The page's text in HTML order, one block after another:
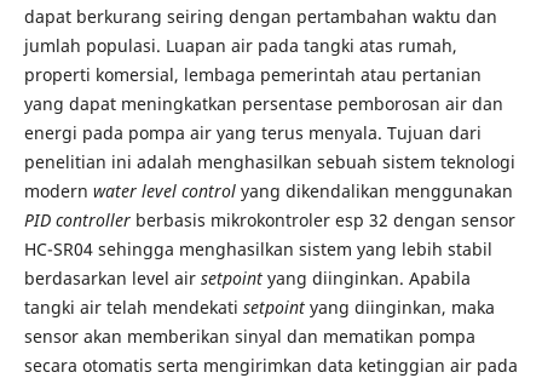
dapat berkurang seiring dengan pertambahan waktu dan
jumlah populasi. Luapan air pada tangki atas rumah,
properti komersial, lembaga pemerintah atau pertanian
yang dapat meningkatkan persentase pemborosan air dan
energi pada pompa air yang terus menyala. Tujuan dari
penelitian ini adalah menghasilkan sebuah sistem teknologi
modern water level controlyang dikendalikan menggunakan
PID controllerberbasis mikrokontroler esp 32 dengan sensor
HC-SR04 sehingga menghasilkan sistem yang lebih stabil
berdasarkan level air setpointyang diinginkan. Apabila
tangki air telah mendekati setpointyang diinginkan, maka
sensor akan memberikan sinyal dan mematikan pompa
secara otomatis serta mengirimkan data ketinggian air pada